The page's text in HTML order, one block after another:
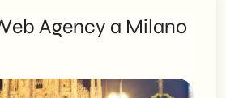
Agency a Milano